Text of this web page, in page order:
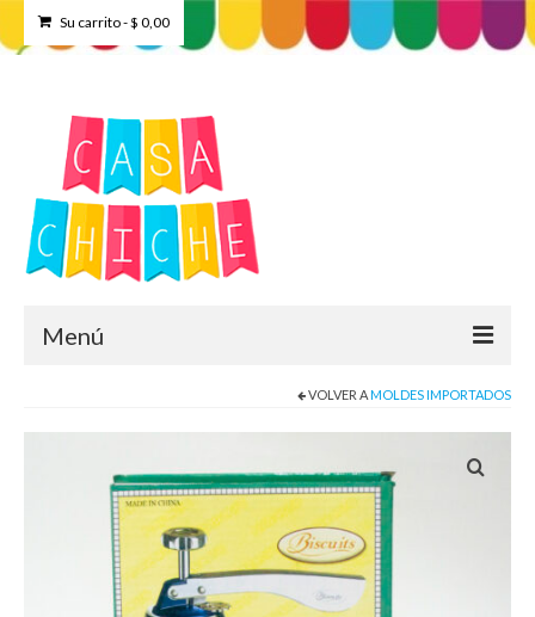
Su carrito-$ 0,00
Menú
Contacto
Como Registrarse
VOLVER AMOLDES IMPORTADOS